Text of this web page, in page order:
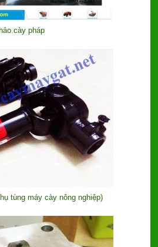
cày pháp
tùng máy cày nông nghiệp)